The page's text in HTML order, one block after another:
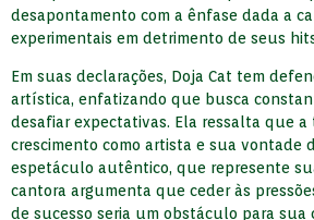
desapontamento com a ênfase dada a
experimentais em detrimento de seus
Em suas declarações, Doja Cat tem
artística, enfatizando que busca
desafiar expectativas. Ela ressalta que
crescimento como artista e sua vontade
espetáculo autêntico, que represente
cantora argumenta que ceder às
de sucesso seria um obstáculo para sua